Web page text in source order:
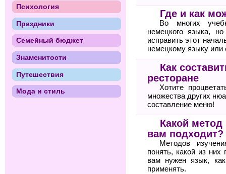
Где и как
Во многих
немецкого языка,
исправить этот
немецкому языку
Как
ресторане
Хотите
множества других
составление меню!
Какой метод
вам подходит?
Методов
понять, какой из
вам нужен язык,
применять.
Психология
Праздники
Семейный бюджет
Знаменитости
Путешествия
Мода и стиль